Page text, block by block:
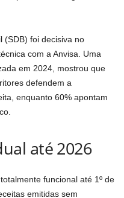
(SDB) foi decisiva no
com a Anvisa. Uma
em 2024, mostrou que
defendem a
enquanto 60% apontam
até 2026
funcional até 1º de
emitidas sem